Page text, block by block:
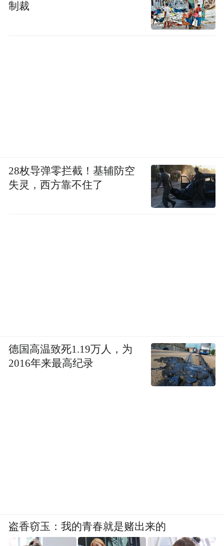
制裁
28枚导弹零拦截！基辅防空
失灵，西方靠不住了
德国高温致死1.19万人，为
2016年来最高纪录
盗香窃玉：我的青春就是赌出来的